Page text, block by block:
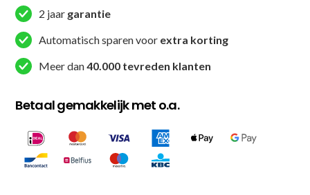
2 jaar garantie
Automatisch sparen voor extra korting
Meer dan40.000 tevreden klanten
Betaal gemakkelijk met o.a.